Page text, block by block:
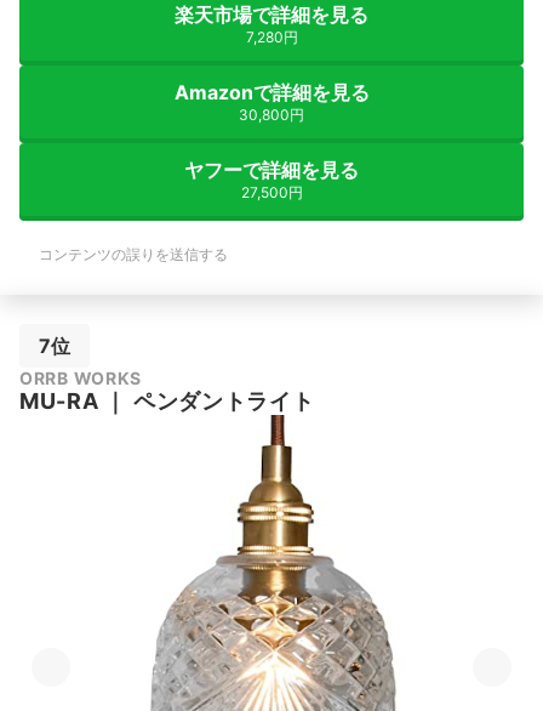
楽天市場で詳細を見る
7,280円
Amazonで詳細を見る
30,800円
ヤフーで詳細を見る
27,500円
コンテンツの誤りを送信する
7位
ORRB WORKS
MU-RA ペンダントライト